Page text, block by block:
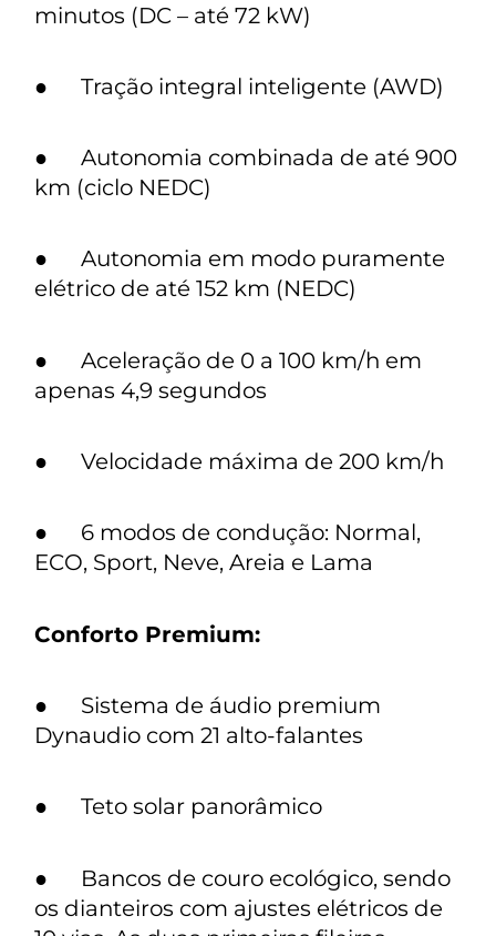
minutos (DC – até 72 kW)
● Tração integral inteligente (AWD)
● Autonomia combinada de até 900
km (ciclo NEDC)
● Autonomia em modo puramente
elétrico de até 152 km (NEDC)
● Aceleração de 0 a 100 km/h em
apenas 4,9 segundos
● Velocidade máxima de 200 km/h
● 6 modos de condução: Normal,
ECO, Sport, Neve, Areia e Lama
Conforto Premium:
● Sistema de áudio premium
Dynaudio com 21 alto-falantes
● Teto solar panorâmico
● Bancos de couro ecológico, sendo
os dianteiros com ajustes elétricos de